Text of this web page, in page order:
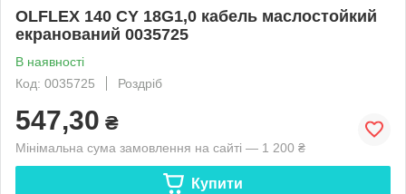
OLFLEX 140 CY 18G1,0 кабель маслостойкий
екранований 0035725
В наявності
Код: 0035725
Роздріб
547,30 ₴
Мінімальна сума замовлення на сайті — 1 200 ₴
Купити